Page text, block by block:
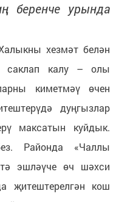
беренче урында
хезмәт белән
калу – олы
киметмәү өчен
дуңгызлар
максатын куйдык.
Районда «Чаллы
эшләүче өч шәхси
җитештерелгән кош